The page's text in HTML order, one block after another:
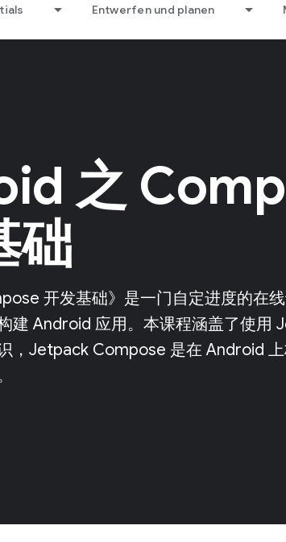
Entwerfen und planen
之
础
开发基础》是一门自定进度的在
建 Android 应用。本课程涵盖了使用
，Jetpack Compose 是在 Android